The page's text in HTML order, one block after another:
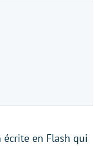
en Flash qui